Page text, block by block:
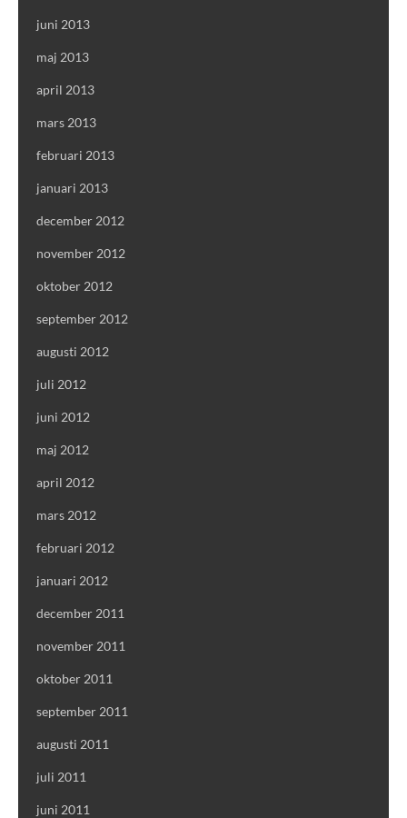
juni 2013
maj 2013
april 2013
mars 2013
februari 2013
januari 2013
december 2012
november 2012
oktober 2012
september 2012
augusti 2012
juli 2012
juni 2012
maj 2012
april 2012
mars 2012
februari 2012
januari 2012
december 2011
november 2011
oktober 2011
september 2011
augusti 2011
juli 2011
juni 2011